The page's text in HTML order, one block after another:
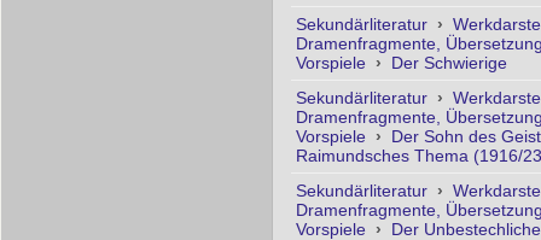
Sekundärliteratur ›
Dramenfragmente,
Vorspiele ›
Der Schwierige
Sekundärliteratur ›
Dramenfragmente,
Vorspiele ›
Der Sohn des
Raimundsches Thema (1916/
Sekundärliteratur ›
Dramenfragmente,
Vorspiele ›
Der Unbestechliche